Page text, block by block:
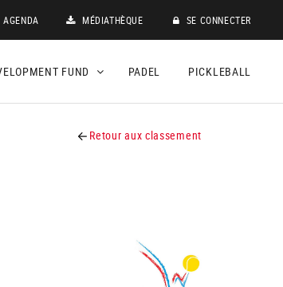
AGENDA MÉDIATHÈQUE SE CONNECTER
FUND PADEL PICKLEBALL
Retour aux classement